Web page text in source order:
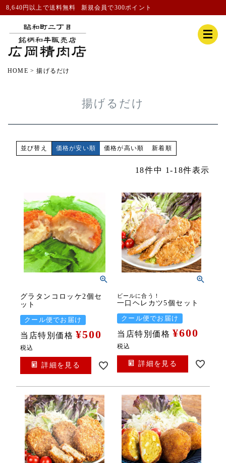
8,640円以上で送料無料 新規会員で300ポイント
HOME 揚げるだけ
揚げるだけ
並び替え 価格が安い順 価格が高い順 新着順
18件中 1-18件表示
グラタンコロッケ2個セ
ット
クール便でお届け
当店特別価格 ¥500
税込
詳細を見る
ビールに合う！
一口ヘレカツ5個セット
クール便でお届け
当店特別価格 ¥600
税込
詳細を見る